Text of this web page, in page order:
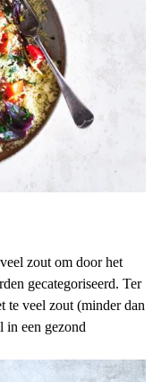
zout om door het
gecategoriseerd. Ter
te veel zout (minder dan
in een gezond